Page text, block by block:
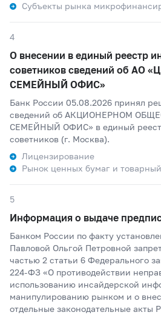
Субъекты рынка
4
О внесении в единый реестр
советников сведений об АО
СЕМЕЙНЫЙ ОФИС»
Банк России 05.08.2026 принял
сведений об АКЦИОНЕРНОМ
СЕМЕЙНЫЙ ОФИС» в единый
советников (г. Москва).
Лицензирование
Рынок ценных бумаг и
5
Информация о выдаче
Банком России по факту
Павловой Ольгой Петровной
частью 2 статьи 6 Федерального
224-ФЗ «О противодействии
использованию инсайдерской
манипулированию рынком и о
отдельные законодательные акты